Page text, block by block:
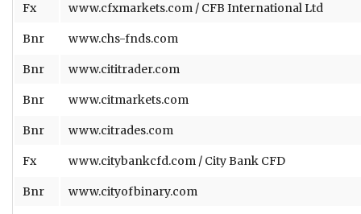
Fx www.cfxmarkets.com / CFB International Ltd
Bnr www.chs-fnds.com
Bnr www.cititrader.com
Bnr www.citmarkets.com
Bnr www.citrades.com
Fx www.citybankcfd.com / City Bank CFD
Bnr www.cityofbinary.com